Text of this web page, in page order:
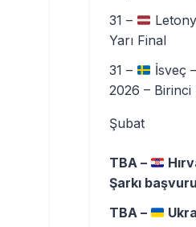
31 –
Yarı Final
31 –
İsveç
2026 – Birinci
Şubat
TBA –
Şarkı
TBA –